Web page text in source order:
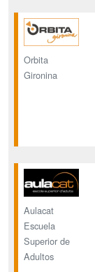
Orbita
Gironina
Aulacat
Escuela
Superior de
Adultos